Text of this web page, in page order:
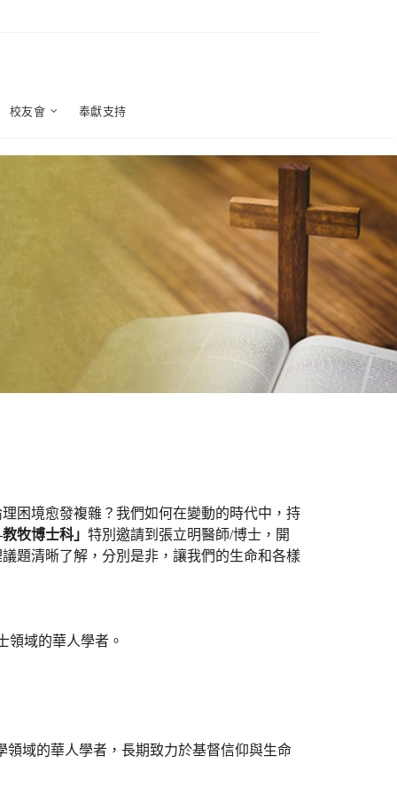
校友會 奉獻支持
困境愈發複雜？我們如何在變動的時代中， 持
牧博士科」 特別邀請到張立明醫師/博士，開
議題清晰了解，分別是非，讓我們的生命和各樣
領域的華人學者。
領域的華人學者，長期致力於基督信仰與生命